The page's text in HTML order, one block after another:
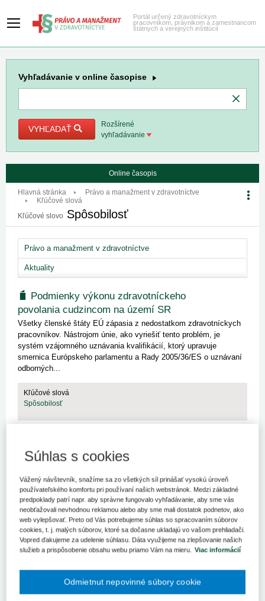
Portál určený zdravotníckym
pracovníkom, právnikom a zamestnancom
štátnych a verejných inštitúcií
Vyhľadávanie v online časopise
VYHĽADAŤ
Rozšírené
vyhľadávanie
Online časopis
Hlavná stránka
Právo a manažment v zdravotníctve
Kľúčové slová
Kľúčové slovo Spôsobilosť
Právo a manažment v zdravotníctve
Aktuality
Podmienky výkonu zdravotníckeho
povolania cudzincom na území SR
Všetky členské štáty EÚ zápasia z nedostatkom zdravotníckych
pracovníkov. Nástrojom únie, ako vyriešiť tento problém, je
systém vzájomného uznávania kvalifikácií, ktorý upravuje
smernica Európskeho parlamentu a Rady 2005/36/ES o uznávaní
odborných...
Kľúčové slová
Spôsobilosť
Choroby z povolania
V súvislosti s problematikou chorôb z povolania na nasledujúce
otázky odpovedá MUDr. Ľudmila Ondrejková, MPH; Úrad
verejného zdravotníctva SR.
Kľúčové slová
Spôsobilosť
Posudzovanie zdravotnej spôsobilosti
Súhlas s cookies
Vážený návštevník, snažíme sa zo všetkých síl prinášať vysokú úroveň
používateľského komfortu pri používaní našich webstránok. Medzi základné
predpoklady patrí napr. aby správne fungovalo vyhľadávanie, aby sme vás
neobťažovali nevhodnou reklamou alebo aby sme mali dostatok podnetov, ako
web vylepšovať. Preto od Vás potrebujeme súhlas so spracovaním súborov
cookies, t. j. malých súborov, ktoré sa dočasne ukladajú vo vašom prehliadači.
Vopred ďakujeme za udelenie súhlasu. Dáta využijeme na zlepšovanie našich
služieb a prispôsobenie obsahu webu priamo Vám na mieru. Viac informácií
Odmietnut nepovinné súbory cookie